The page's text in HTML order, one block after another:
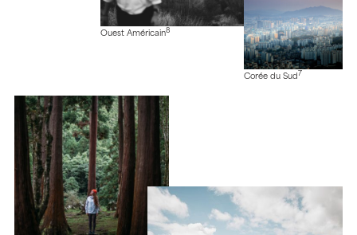
Ouest Américain8
Corée du Sud 7